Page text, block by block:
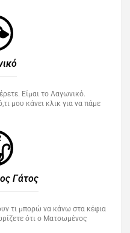
Είμαι το Λαγωνικό.
μου κάνει κλικ για να πάμε
Γάτος​
τι μπορώ να κάνω στα κέφια
ότι ο Ματσωμένος